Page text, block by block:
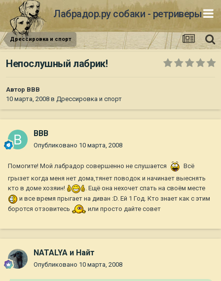
Лабрадор.ру собаки - ретриверы
Дрессировка и спорт
Непослушный лабрик!
Автор ВВВ
10 марта, 2008 в Дрессировка и спорт
ВВВ
Опубликовано 10 марта, 2008
Помогите! Мой лабрадор совершенно не слушается
Всё
грызет когда меня нет дома,тянет поводок и начинает выеснять
кто в доме хозяин!
. Ещё она нехочет спать на своём месте
и все время прыгает на диван :D. Ей 1 Год. Кто знает как с этим
боротся отзовитесь
или просто дайте совет
NATALYA и Найт
Опубликовано 10 марта, 2008